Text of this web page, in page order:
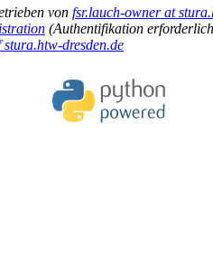
von fsr.lauch-owner at
(Authentifikation
dresden.de